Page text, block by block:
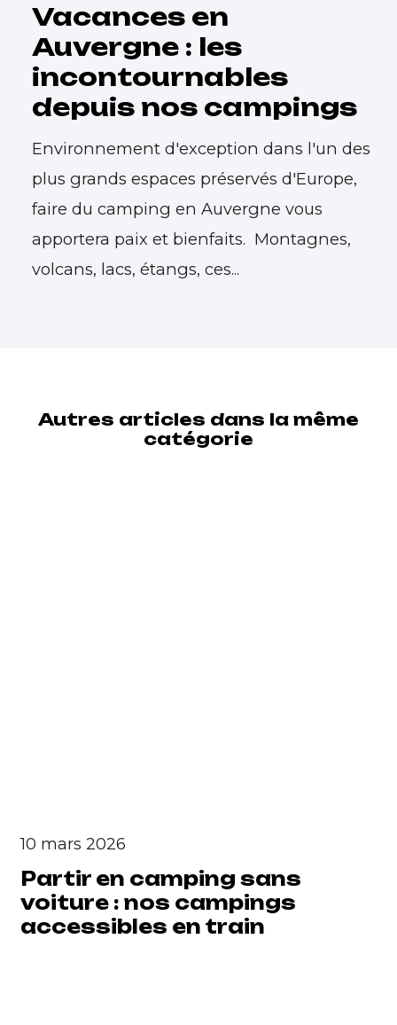
Vacances en
Auvergne : les
incontournables
depuis nos campings
Environnement d'exception dans l'un des
plus grands espaces préservés d'Europe,
faire du camping en Auvergne vous
apportera paix et bienfaits. Montagnes,
volcans, lacs, étangs, ces...
Autres articles dans la même
catégorie
10 mars 2026
Partir en camping sans
voiture : nos campings
accessibles en train